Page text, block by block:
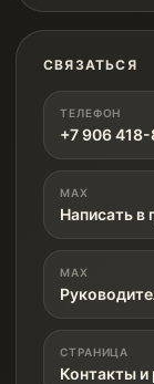
СВЯЗАТЬСЯ
ТЕЛЕФОН
+7 906
MAX
Написать в
MAX
СТРАНИЦА
Контакты и